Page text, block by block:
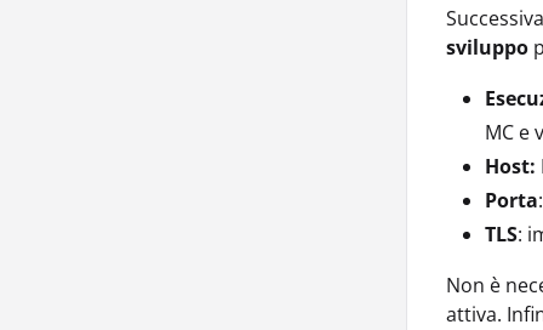
sviluppo
MC e
Host:
Porta
TLS:
Non è
attiva.